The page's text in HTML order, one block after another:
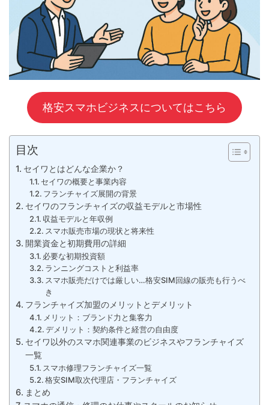
格安スマホビジネスについてはこちら
目次
セイワとはどんな企業か？
セイワの概要と事業内容
フランチャイズ展開の背景
セイワのフランチャイズの収益モデルと市場性
収益モデルと年収例
スマホ販売市場の現状と将来性
開業資金と初期費用の詳細
必要な初期投資額
ランニングコストと利益率
スマホ販売だけでは厳しい…格安SIM回線の販売も行うべ
き
フランチャイズ加盟のメリットとデメリット
メリット：ブランド力と集客力
デメリット：契約条件と経営の自由度
セイワ以外のスマホ関連事業のビジネスやフランチャイズ
一覧
スマホ修理フランチャイズ一覧
格安SIM取次代理店・フランチャイズ
まとめ